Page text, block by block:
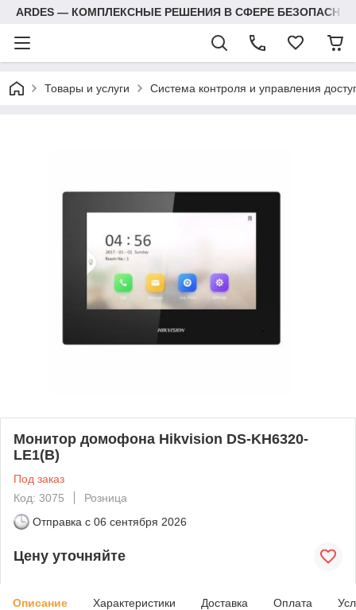
ARDES — КОМПЛЕКСНЫЕ РЕШЕНИЯ В СФЕРЕ
Товары и услуги Система контроля и управления
Монитор домофона Hikvision DS-KH6320-
LE1(B)
Под заказ
Код: 3075
Розница
Отправка с 06 сентября 2026
Цену уточняйте
Описание Характеристики Доставка Оплата